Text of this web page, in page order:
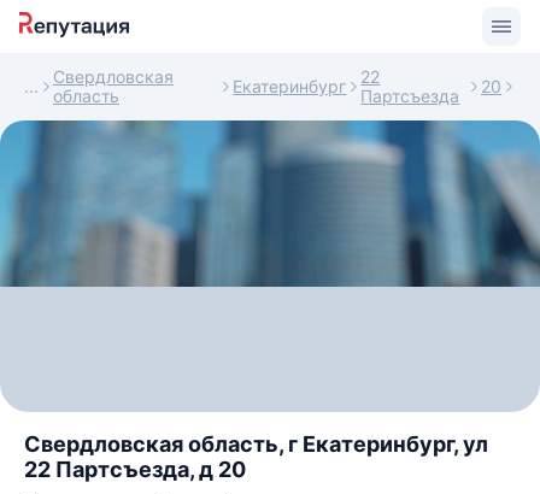
Свердловская
область
Екатеринбург
22
Партсъезда
20
Свердловская область, г Екатеринбург, ул
22 Партсъезда, д 20